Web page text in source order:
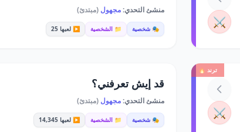
⚔️
منشئ التحدي:مجهول(مبتدئ)
🎭 شخصية 📁 الشخصية ▶️ لعبها 25
ترند 🔥
⚔️
قد إيش تعرفني؟
منشئ التحدي:مجهول(مبتدئ)
🎭 شخصية 📁 الشخصية ▶️ لعبها 14,345